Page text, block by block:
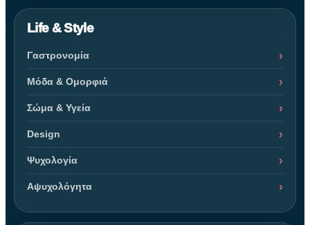
Life & Style
Γαστρονομία
Μόδα & Ομορφιά
Σώμα & Υγεία
Design
Ψυχολογία
Αψυχολόγητα